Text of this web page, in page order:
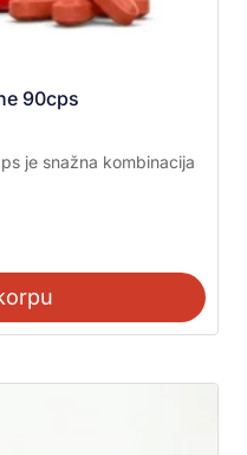
90cps
je snažna kombinacija